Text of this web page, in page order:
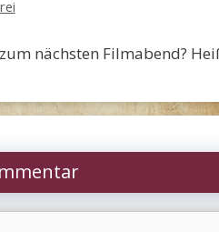
nächsten Filmabend?